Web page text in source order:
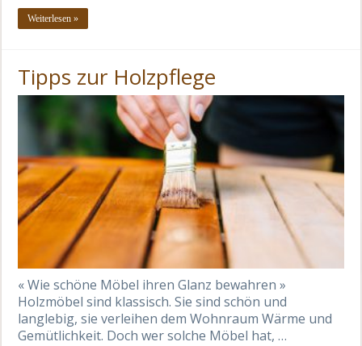
Weiterlesen »
Tipps zur Holzpflege
« Wie schöne Möbel ihren Glanz bewahren »
Holzmöbel sind klassisch. Sie sind schön und
langlebig, sie verleihen dem Wohnraum Wärme und
Gemütlichkeit. Doch wer solche Möbel hat, …